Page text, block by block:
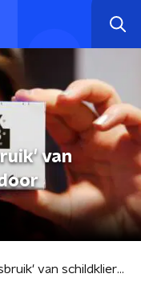
van
'Verontrustend misbruik' van schildklierhormoon door topsporters